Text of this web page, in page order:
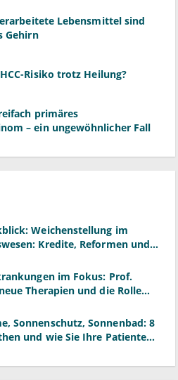
Lebensmittel sind
Gehirn
Risiko trotz Heilung?
primäres
– ein ungewöhnlicher Fall
Weichenstellung im
Kredite, Reformen und
im Fokus: Prof.
Therapien und die Rolle
Sonnenschutz, Sonnenbad: 8
und wie Sie Ihre Patienten